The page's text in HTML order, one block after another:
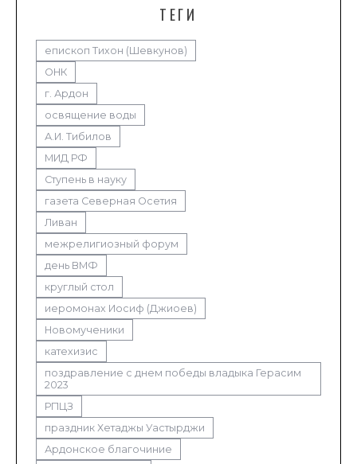
ТЕГИ
епископ Тихон (Шевкунов)
ОНК
г. Ардон
освящение воды
А.И. Тибилов
МИД РФ
Ступень в науку
газета Северная Осетия
Ливан
межрелигиозный форум
день ВМФ
круглый стол
иеромонах Иосиф (Джиоев)
Новомученики
катехизис
поздравление с днем победы владыка Герасим
2023
РПЦЗ
праздник Хетаджы Уастырджи
Ардонское благочиние